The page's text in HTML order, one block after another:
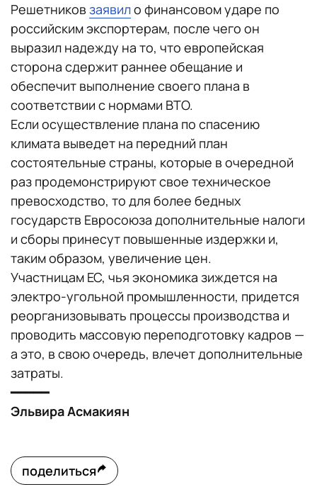
Решетников заявило финансовом ударе по
российским экспортерам, после чего он
выразил надежду на то, что европейская
сторона сдержит раннее обещание и
обеспечит выполнение своего плана в
соответствии с нормами ВТО.
Если осуществление плана по спасению
климата выведет на передний план
состоятельные страны, которые в очередной
раз продемонстрируют свое техническое
превосходство, то для более бедных
государств Евросоюза дополнительные налоги
и сборы принесут повышенные издержки и,
таким образом, увеличение цен.
Участницам ЕС, чья экономика зиждется на
электро-угольной промышленности, придется
реорганизовывать процессы производства и
проводить массовую переподготовку кадров —
а это, в свою очередь, влечет дополнительные
затраты.
━━━━━
Эльвира Асмакиян
поделиться